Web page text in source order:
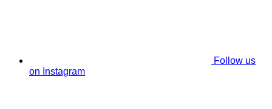
Follow us
on Instagram